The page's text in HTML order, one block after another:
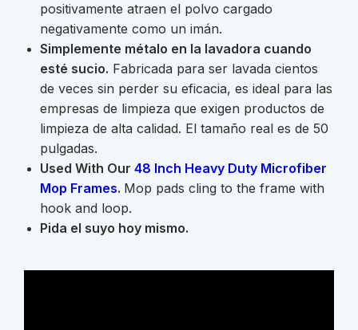
positivamente atraen el polvo cargado
negativamente como un imán.
Simplemente métalo en la lavadora cuando
esté sucio. Fabricada para ser lavada cientos
de veces sin perder su eficacia, es ideal para las
empresas de limpieza que exigen productos de
limpieza de alta calidad. El tamaño real es de 50
pulgadas.
Used With Our 48 Inch Heavy Duty Microfiber
Mop Frames. Mop pads cling to the frame with
hook and loop.
Pida el suyo hoy mismo.